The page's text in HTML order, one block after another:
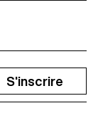
S'inscrire